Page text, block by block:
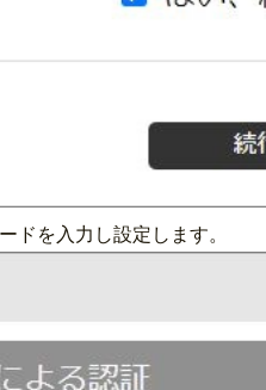
ドを入力し設定します。